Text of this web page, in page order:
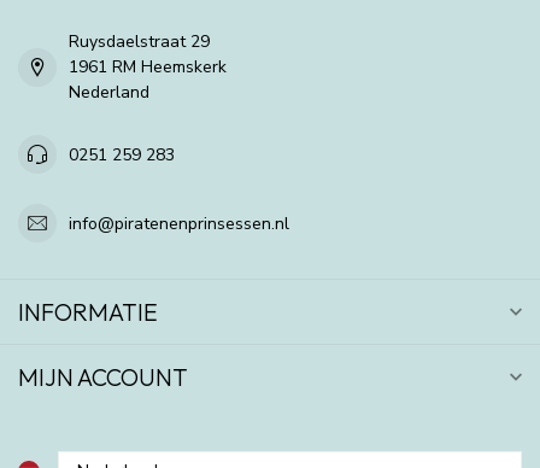
Ruysdaelstraat 29
1961 RM Heemskerk
Nederland
0251 259 283
info@piratenenprinsessen.nl
INFORMATIE
MIJN ACCOUNT